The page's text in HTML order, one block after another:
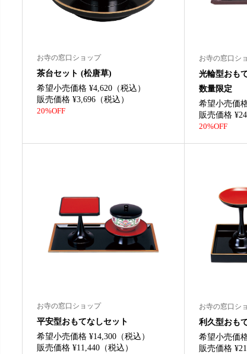
お寺の窓口ショップ
茶台セット (松唐草)
希望小売価格 ¥4,620（税込）
販売価格 ¥3,696（税込）
20%OFF
お寺の窓口シ
光輪型おも
数量限定
希望小売価
販売価格
20%OFF
お寺の窓口ショップ
平安型おもてなしセット
希望小売価格 ¥14,300（税込）
販売価格 ¥11,440（税込）
お寺の窓口シ
利久型おも
希望小売価
販売価格